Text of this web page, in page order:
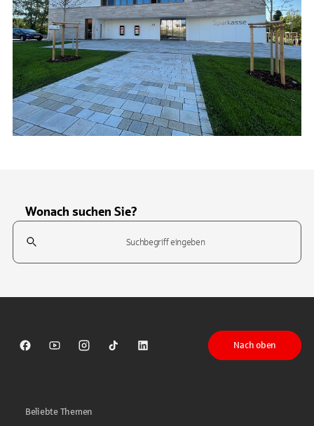
Wonach suchen Sie?
Suchfeld
Sparkasse auf Facebook
Sparkasse auf Youtube
Sparkasse auf Instagram
Sparkasse auf TikTok
Sparkasse auf LinkedIn
Nach oben
Beliebte Themen